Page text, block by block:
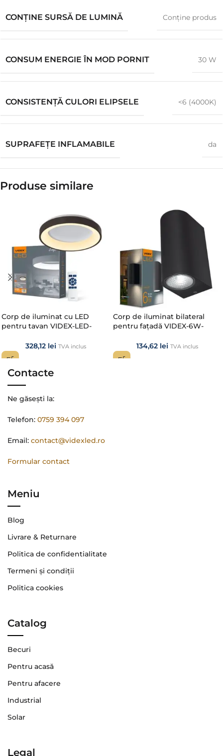
CONŢINE SURSĂ DE LUMINĂ Conţine produs
CONSUM ENERGIE ÎN MOD PORNIT 30 W
CONSISTENȚĂ CULORI ELIPSELE <6 (4000K)
SUPRAFEȚE INFLAMABILE da
Produse similare​
Corp de iluminat cu LED
pentru tavan VIDEX-LED-
328,12 lei TVA inclus
Corp de iluminat bilateral
pentru fațadă VIDEX-6W-
134,62 lei TVA inclus
Contacte
Ne găsești la:
Telefon: 0759 394 097
Email: contact@videxled.ro
Formular contact
Meniu
Blog
Livrare & Returnare
Politica de confidentialitate
Termeni şi condiţii
Politica cookies
Catalog
Becuri
Pentru acasă
Pentru afacere
Industrial
Solar
Legal